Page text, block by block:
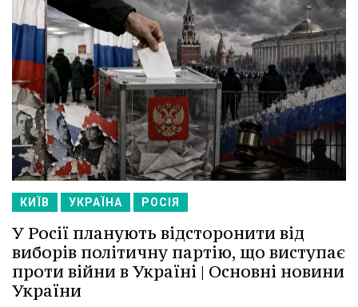
КИЇВ УКРАЇНА РОСІЯ
У Росії планують відсторонити від
виборів політичну партію, що виступає
проти війни в Україні | Основні новини
України